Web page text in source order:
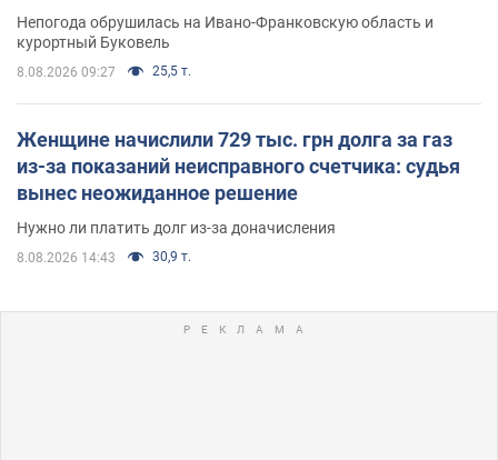
Непогода обрушилась на Ивано-Франковскую область и
курортный Буковель
8.08.2026 09:27 25,5 т.
Женщине начислили 729 тыс. грн долга за газ
из-за показаний неисправного счетчика: судья
вынес неожиданное решение
Нужно ли платить долг из-за доначисления
8.08.2026 14:43 30,9 т.